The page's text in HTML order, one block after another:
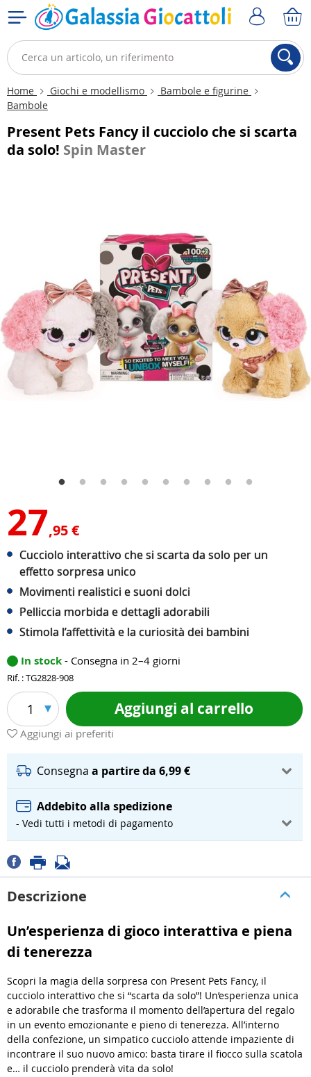
Home Giochi e modellismo
Bambole e figurine
Bambole
Present Pets Fancy il cucciolo che si scarta
da solo! Spin Master
27,95 €
Cucciolo interattivo che si scarta da solo per un
effetto sorpresa unico
Movimenti realistici e suoni dolci
Pelliccia morbida e dettagli adorabili
Stimola l’affettività e la curiosità dei bambini
In stock - Consegna in 2–4 giorni
Rif. : TG2828-908
1 Aggiungi al carrello
Aggiungi ai preferiti
Consegna a partire da 6,99 €
Addebito alla spedizione
- Vedi tutti i metodi di pagamento
Descrizione
Un’esperienza di gioco interattiva e piena
di tenerezza
Scopri la magia della sorpresa con Present Pets Fancy, il
cucciolo interattivo che si “scarta da solo”! Un’esperienza unica
e adorabile che trasforma il momento dell’apertura del regalo
in un evento emozionante e pieno di tenerezza. All’interno
della confezione, un simpatico cucciolo attende impaziente di
incontrare il suo nuovo amico: basta tirare il fiocco sulla scatola
e… il cucciolo prenderà vita da solo!